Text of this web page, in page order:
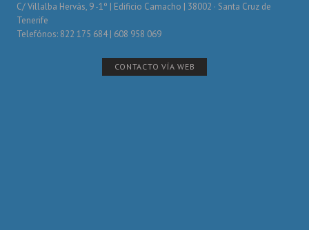
C/ Villalba Hervás, 9 -1º | Edificio Camacho | 38002 · Santa Cruz de
Tenerife
Telefónos: 822 175 684 | 608 958 069
CONTACTO VÍA WEB